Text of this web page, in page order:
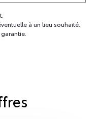
à un lieu souhaité.